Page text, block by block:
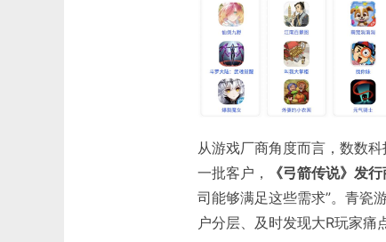
从游戏厂商角度而言，数数
一批客户，
《弓箭传说》发
司能够满足这些需求”。青瓷
户分层、及时发现大R玩家痛